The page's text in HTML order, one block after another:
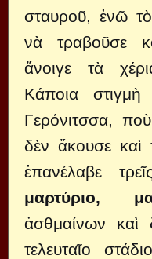
σταυροῦ, ἐνῶ τὸ
νὰ τραβοῦσε
ἄνοιγε τὰ
Κάποια
Γερόνιτσσα,
δὲν ἄκουσε καὶ
ἐπανέλαβε
μαρτύριο,
ἀσθμαίνων καὶ
τελευταῖο